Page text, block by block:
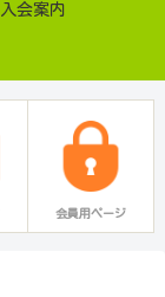
入会案内
会員用ページ